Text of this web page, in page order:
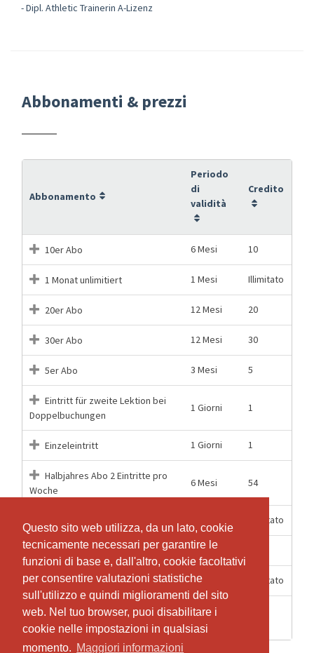
Questo sito web utilizza, da un lato, cookie
tecnicamente necessari per garantire le
funzioni di base e, dall'altro, cookie facoltativi
per consentire valutazioni statistiche
sull'utilizzo e quindi miglioramenti del sito
web. Nel tuo browser, puoi disabilitare i
cookie nelle impostazioni in qualsiasi
momento. Maggiori informazioni
Questo sito web utilizza, da un lato, cookie
tecnicamente necessari per garantire le
funzioni di base e, dall'altro, cookie facoltativi
per consentire valutazioni statistiche
sull'utilizzo e quindi miglioramenti del sito
web. Nel tuo browser, puoi disabilitare i
cookie nelle impostazioni in qualsiasi
momento. Maggiori informazioni
- Dipl. Athletic Trainerin A-Lizenz
Abbonamenti & prezzi
Abbonamento
Periodo
di
validità
Credito
10er Abo 6 Mesi 10
1 Monat unlimitiert 1 Mesi Illimitato
20er Abo 12 Mesi 20
30er Abo 12 Mesi 30
5er Abo 3 Mesi 5
Eintritt für zweite Lektion bei
Doppelbuchungen
1 Giorni 1
Einzeleintritt 1 Giorni 1
Halbjahres Abo 2 Eintritte pro
Woche
6 Mesi 54
Halbjahres unlimitiert Illimitato
Jahres Abo 2x Wöchentlich 12 Mesi
Jahres Abo unlimitiert 12 Mesi Illimitato
Schnuppern
1
Settimane